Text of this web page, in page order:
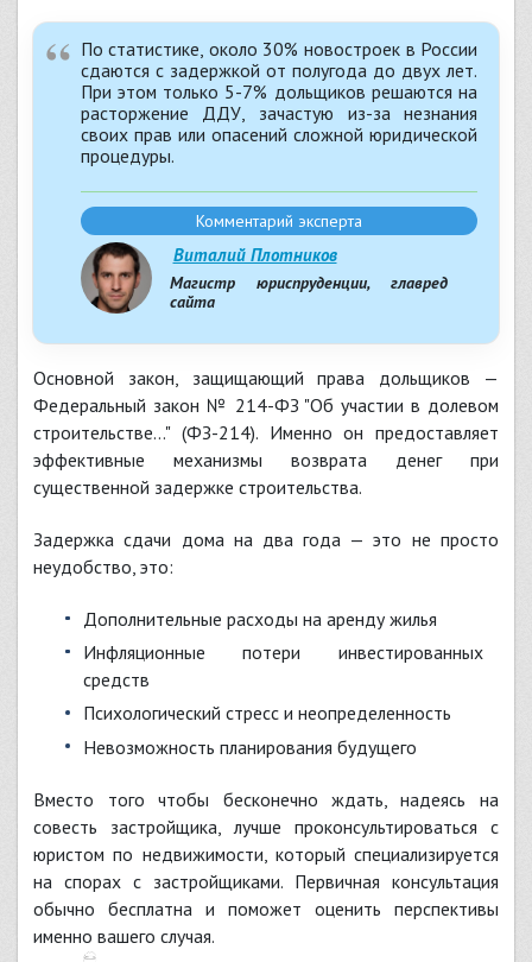
По статистике, около 30% новостроек в России
сдаются с задержкой от полугода до двух лет.
При этом только 5-7% дольщиков решаются на
расторжение ДДУ, зачастую из-за незнания
своих прав или опасений сложной юридической
процедуры.
Виталий Плотников
Магистр юриспруденции, главред
сайта
Комментарий эксперта
Основной закон, защищающий права дольщиков —
Федеральный закон № 214-ФЗ "Об участии в долевом
строительстве..." (ФЗ-214). Именно он предоставляет
эффективные механизмы возврата денег при
существенной задержке строительства.
Задержка сдачи дома на два года — это не просто
неудобство, это:
Дополнительные расходы на аренду жилья
Инфляционные потери инвестированных
средств
Психологический стресс и неопределенность
Невозможность планирования будущего
Вместо того чтобы бесконечно ждать, надеясь на
совесть застройщика, лучше проконсультироваться с
юристом по недвижимости, который специализируется
на спорах с застройщиками. Первичная консультация
обычно бесплатна и поможет оценить перспективы
именно вашего случая.